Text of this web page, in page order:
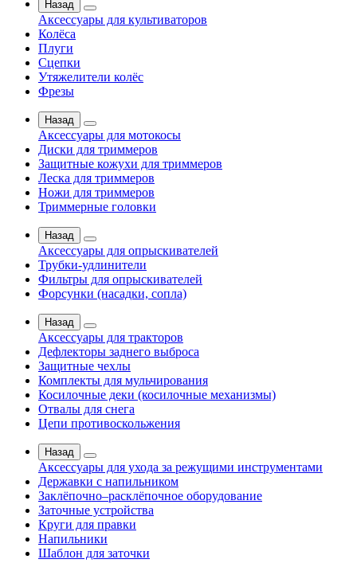
Назад
Аксессуары для культиваторов
Колёса
Плуги
Сцепки
Утяжелители колёс
Фрезы
Назад
Аксессуары для мотокосы
Диски для триммеров
Защитные кожухи для триммеров
Леска для триммеров
Ножи для триммеров
Триммерные головки
Назад
Аксессуары для опрыскивателей
Трубки-удлинители
Фильтры для опрыскивателей
Форсунки (насадки, сопла)
Назад
Аксессуары для тракторов
Дефлекторы заднего выброса
Защитные чехлы
Комплекты для мульчирования
Косилочные деки (косилочные механизмы)
Отвалы для снега
Цепи противоскольжения
Назад
Аксессуары для ухода за режущими инструментами
Державки с напильником
Заклёпочно–расклёпочное оборудование
Заточные устройства
Круги для правки
Напильники
Шаблон для заточки